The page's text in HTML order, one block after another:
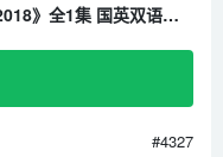
美国动画电影《犬之岛 Isle of Dogs 2018》全1集 国英双语中英双字 1080P/MKV/3.54G 百度云网盘下载
#4327